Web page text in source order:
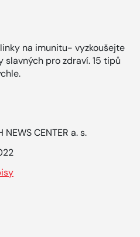
na imunitu- vyzkoušejte
slavných pro zdraví. 15 tipů
NEWS CENTER a. s.